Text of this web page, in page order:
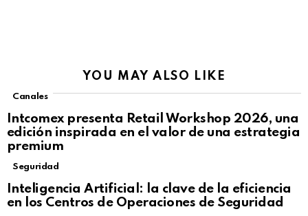
YOU MAY ALSO LIKE
Canales
Intcomex presenta Retail Workshop 2026, una
edición inspirada en el valor de una estrategia
premium
Seguridad
Inteligencia Artificial: la clave de la eficiencia
en los Centros de Operaciones de Seguridad